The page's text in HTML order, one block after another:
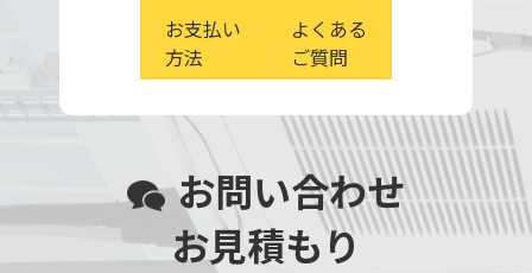
お支払い
方法
よくある
ご質問
お問い合わせ
お見積もり